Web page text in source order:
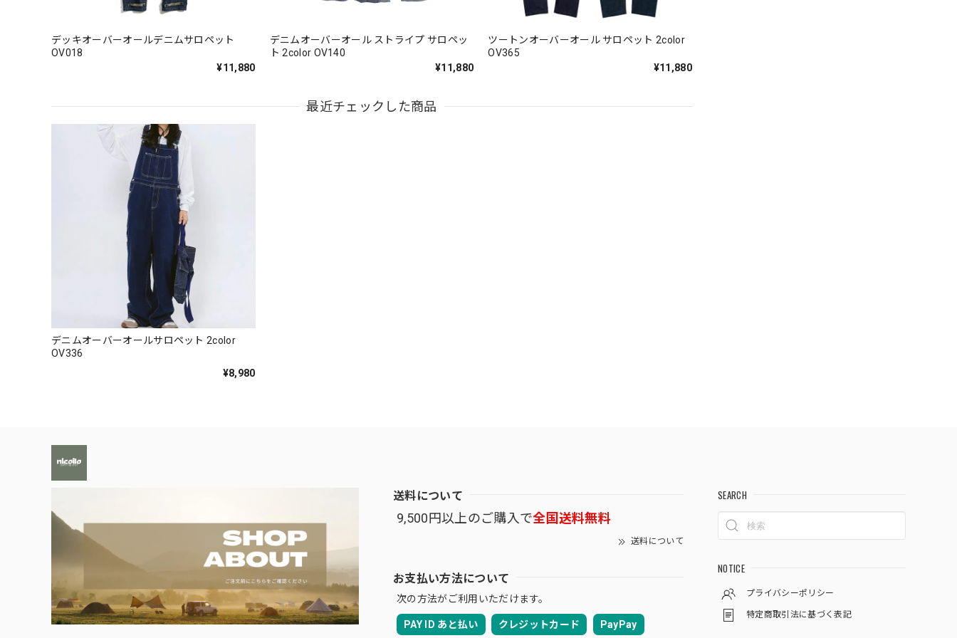
デッキオーバーオールデニムサロペット
OV018
¥11,880
デニムオーバーオール ストライプ サロペッ
ト 2color OV140
¥11,880
ツートンオーバーオール サロペット 2color
OV365
¥11,880
最近チェックした商品
デニムオーバーオールサロペット 2color
OV336
¥8,980
送料について
9,500円以上のご購入で全国送料無料
送料について
お支払い方法について
次の方法がご利用いただけます。
PAY ID あと払い クレジットカード PayPay
SEARCH
NOTICE
プライバシーポリシー
特定商取引法に基づく表記